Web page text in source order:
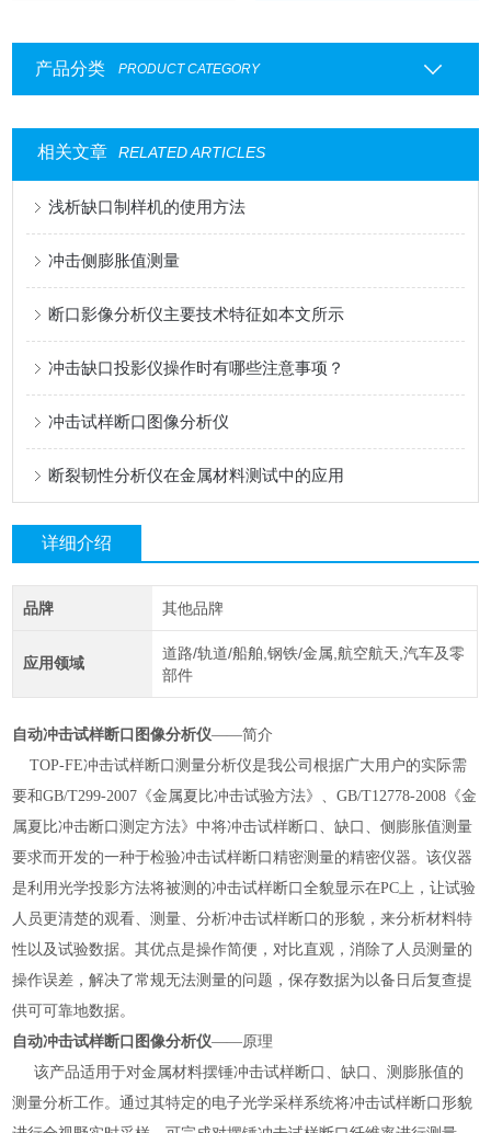
产品分类 PRODUCT CATEGORY
相关文章 RELATED ARTICLES
浅析缺口制样机的使用方法
冲击侧膨胀值测量
断口影像分析仪主要技术特征如本文所示
冲击缺口投影仪操作时有哪些注意事项？
冲击试样断口图像分析仪
断裂韧性分析仪在金属材料测试中的应用
详细介绍
品牌 其他品牌
应用领域
道路/轨道/船舶,钢铁/金属,航空航天,汽车及零
部件
自动冲击试样断口图像分析仪——简介
TOP-FE冲击试样断口测量分析仪是我公司根据广大用户的实际需
要和GB/T299-2007《金属夏比冲击试验方法》、GB/T12778-2008《金
属夏比冲击断口测定方法》中将冲击试样断口、缺口、侧膨胀值测量
要求而开发的一种于检验冲击试样断口精密测量的精密仪器。该仪器
是利用光学投影方法将被测的冲击试样断口全貌显示在PC上，让试验
人员更清楚的观看、测量、分析冲击试样断口的形貌，来分析材料特
性以及试验数据。其优点是操作简便，对比直观，消除了人员测量的
操作误差，解决了常规无法测量的问题，保存数据为以备日后复查提
供可可靠地数据。
自动冲击试样断口图像分析仪——原理
该产品适用于对金属材料摆锤冲击试样断口、缺口、测膨胀值的
测量分析工作。通过其特定的电子光学采样系统将冲击试样断口形貌